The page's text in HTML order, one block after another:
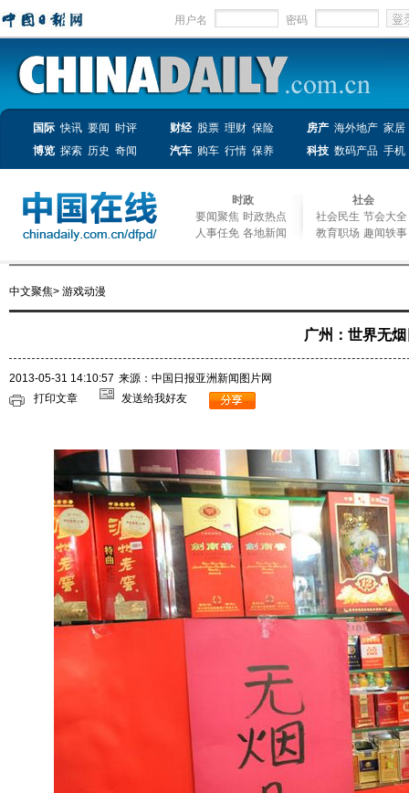
用户名 密码
国际 快讯 要闻 时评 财经 股票 理财 保险 房产 海外地产 家居
博览 探索 历史 奇闻 汽车 购车 行情 保养 科技 数码产品 手机
时政
要闻聚焦 时政热点
人事任免 各地新闻
社会
社会民生 节会大全
教育职场 趣闻轶事
中文聚焦> 游戏动漫
广州：世界无
2013-05-31 14:10:57 来源：中国日报亚洲新闻图片网
打印文章
发送给我好友